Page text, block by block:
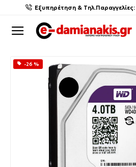
Εξυπηρέτηση & Τηλ.Παραγγελίες:
-26 %